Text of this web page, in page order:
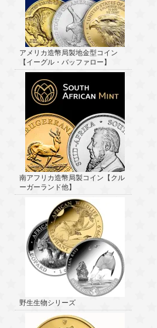
アメリカ造幣局製地金型コイン
【イーグル・バッファロー】
南アフリカ造幣局製コイン【クル
ーガーランド他】
野生生物シリーズ